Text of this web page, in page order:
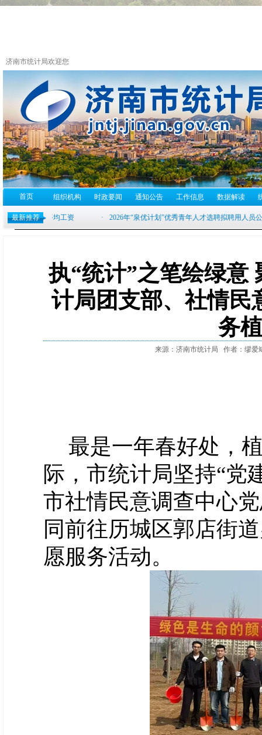
济南市统计局欢迎您
首页 组织机构 时政要闻 通知公告 工作信息 数据解读
最新推荐
执“统计”之笔绘绿
计局团支部、社情民
务
来源：济南市统计局 作者：缪爱
最是一年春好处，
际，市统计局坚持“党
市社情民意调查中心
同前往历城区郭店街
愿服务活动。